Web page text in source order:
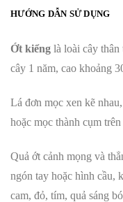
HƯỚNG DẪN SỬ DỤNG
Ớt kiểng là loài cây
cây 1 năm, cao khoảng
Lá đơn mọc xen kẽ
hoặc mọc thành cụm
Quả ớt cảnh mọng và
ngón tay hoặc hình cầu,
cam, đỏ, tím, quả sáng